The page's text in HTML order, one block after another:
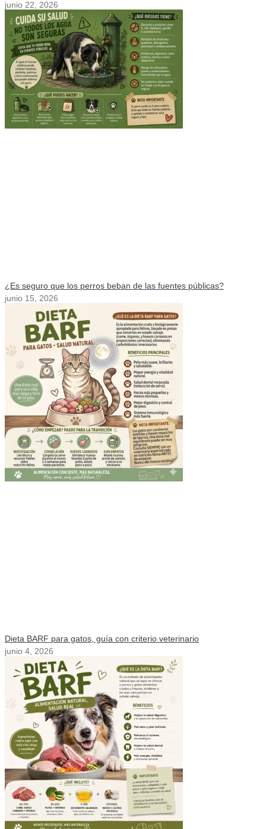
junio 22, 2026
¿Es seguro que los perros beban de las fuentes públicas?
junio 15, 2026
Dieta BARF para gatos, guía con criterio veterinario
junio 4, 2026